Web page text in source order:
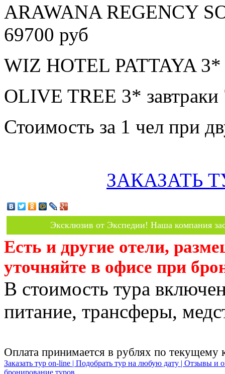
ARAWANA REGENCY
69700 руб
WIZ HOTEL PATTAYA 3*
OLIVE TREE 3* завтраки
Стоимость за 1 чел при
ЗАКАЗАТЬ
Эксклюзив от Экспедии! Наша компания
Есть и другие отели,
уточняйте в офисе при
В стоимость тура
питание, трансферы,
Оплата принимается в рублях по текущему
Заказать тур on-line | Подобрать тур на любую дату | Отзывы и
бронирование туров